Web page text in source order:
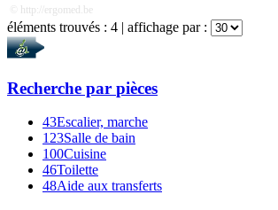
© http://ergomed.be
éléments trouvés : 4 | affichage par :
Recherche par pièces
43Escalier, marche
123Salle de bain
100Cuisine
46Toilette
48Aide aux transferts